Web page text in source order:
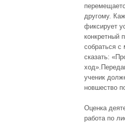
другому.
фиксирует
конкретный
собраться
сказать:
ученик
новшество
Оценка
работа по